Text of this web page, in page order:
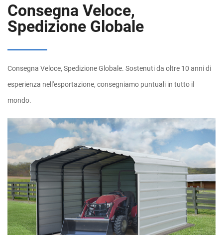
Consegna Veloce,
Spedizione Globale
Consegna Veloce, Spedizione Globale. Sostenuti da oltre 10 anni di
esperienza nell'esportazione, consegniamo puntuali in tutto il
mondo.